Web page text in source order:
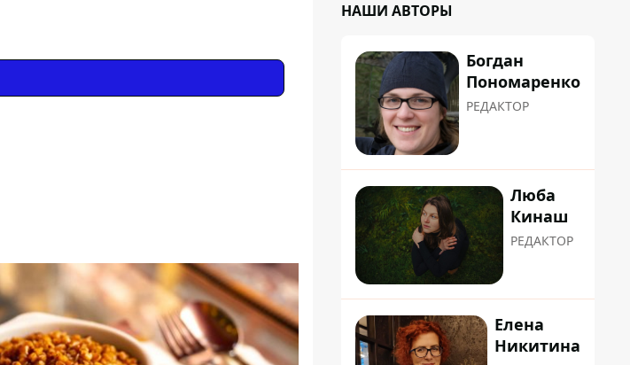
НАШИ АВТОРЫ
Богдан
Пономаренко
РЕДАКТОР
Люба
Кинаш
РЕДАКТОР
Елена
Никитина